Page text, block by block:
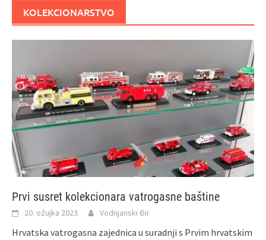
KOLEKCIONARSTVO
Prvi susret kolekcionara vatrogasne baštine
20. ožujka 2023. Vodnjanski Đir
Hrvatska vatrogasna zajednica u suradnji s Prvim hrvatskim